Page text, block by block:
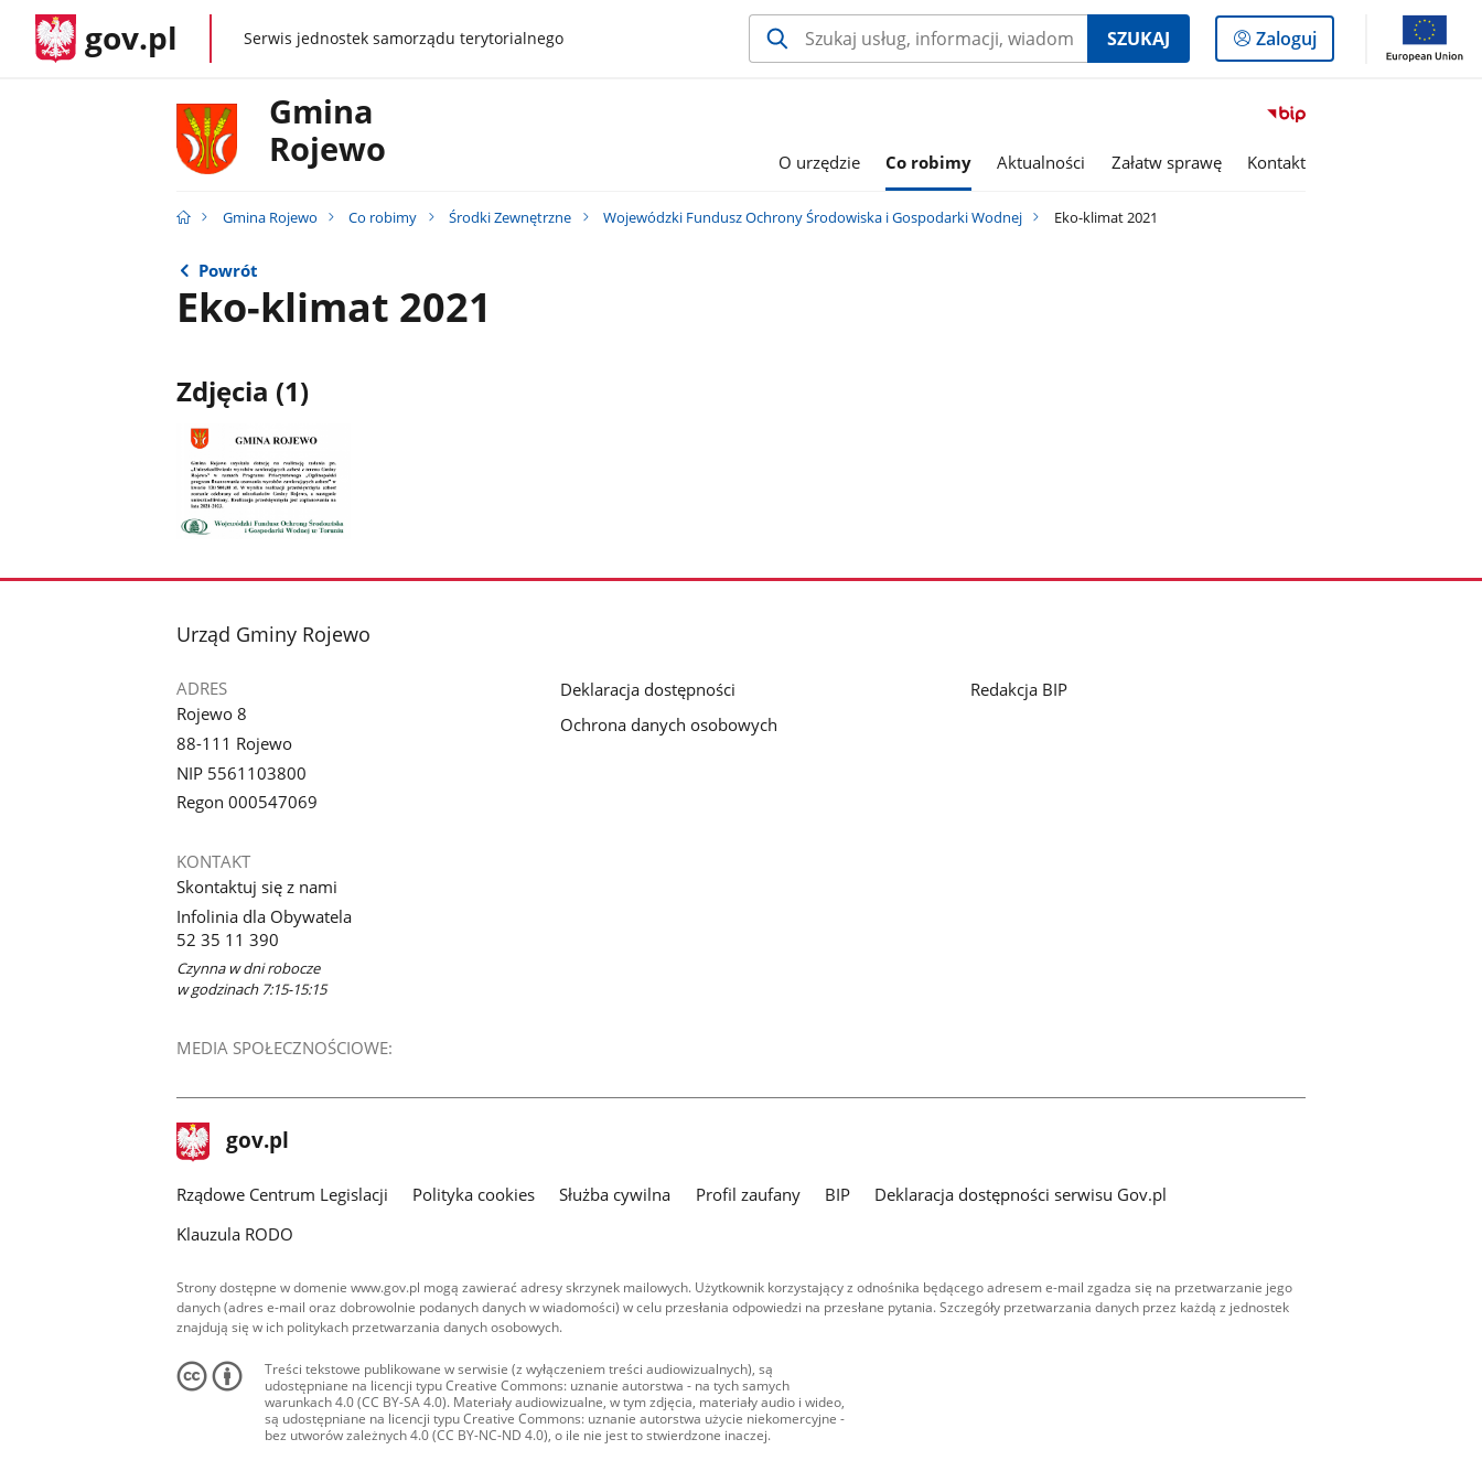
gov.pl gov.plSerwis jednostek samorządu terytorialnego SZUKAJ
Logowanie
do
Zaloguj
Przejdź
serwisu
Gmina
Rojewo
O urzędzie Co robimy Aktualności Załatw sprawę Kontakt
Gmina Rojewo Co robimy Środki Zewnętrzne Wojewódzki Fundusz Ochrony Środowiska i Gospodarki Wodnej Eko-klimat 2021
Powrót
Eko-klimat 2021
Zdjęcia (1)
galerii.
stopka
Urząd Gminy Rojewo
ADRES
Rojewo 8
88-111 Rojewo
NIP 5561103800
Regon 000547069
KONTAKT
Skontaktuj się z nami
Infolinia dla Obywatela
52 35 11 390
Czynna w dni robocze
w godzinach 7:15-15:15
MEDIA SPOŁECZNOŚCIOWE:
Deklaracja dostępności
Ochrona danych osobowych
Redakcja BIP
stopka
gov.pl Strona
gov.pl
Rządowe Centrum Legislacji Polityka cookies Służba cywilna Profil zaufany BIP
Deklaracja dostępności serwisu Gov.pl
Klauzula RODO
Strony dostępne w domenie www.gov.pl mogą zawierać adresy skrzynek mailowych. Użytkownik korzystający z odnośnika będącego adresem e-mail zgadza się na przetwarzanie jego
danych (adres e-mail oraz dobrowolnie podanych danych w wiadomości) w celu przesłania odpowiedzi na przesłane pytania. Szczegóły przetwarzania danych przez każdą z jednostek
znajdują się w ich politykach przetwarzania danych osobowych.
Treści tekstowe publikowane w serwisie (z wyłączeniem treści audiowizualnych), są
udostępniane na licencji typu Creative Commons: uznanie autorstwa - na tych samych
warunkach 4.0 (CC BY-SA 4.0). Materiały audiowizualne, w tym zdjęcia, materiały audio i wideo,
są udostępniane na licencji typu Creative Commons: uznanie autorstwa użycie niekomercyjne -
bez utworów zależnych 4.0 (CC BY-NC-ND 4.0), o ile nie jest to stwierdzone inaczej.